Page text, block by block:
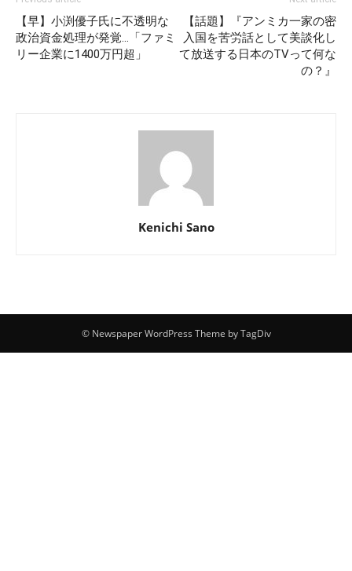
【早】小渕優子氏に不透明な
政治資金処理が発覚…「ファミ
リー企業に1400万円超」
【話題】『アンミカ一家の密
入国を苦労話として美談化し
て放送する日本のTVって何な
の？』
Kenichi Sano
© Newspaper WordPress Theme by TagDiv